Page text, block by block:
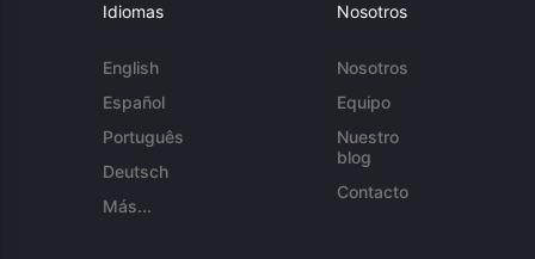
Idiomas
English
Español
Português
Deutsch
Más...
Nosotros
Nosotros
Equipo
Nuestro
blog
Contacto